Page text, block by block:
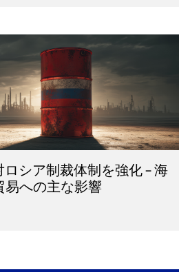
シア制裁体制を強化 – 海
易への主な影響